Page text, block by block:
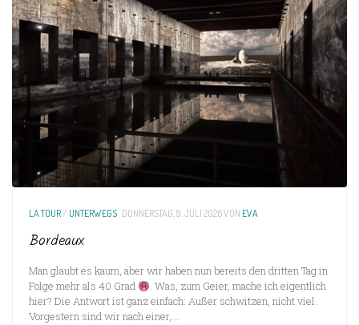
LA TOUR/UNTERWEGS DONNERSTAG, 9. JULI 2026VON EVA
Bordeaux
Man glaubt es kaum, aber wir haben nun bereits den dritten Tag in
Folge mehr als 40 Grad
. Was, zum Geier, mache ich eigentlich
hier? Die Antwort ist ganz einfach: Außer schwitzen, nicht viel.
Vorgestern sind wir nach einer,...